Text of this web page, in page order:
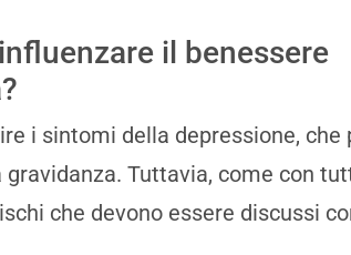
il benessere
i sintomi della depressione,
Tuttavia, come con
che devono essere discussi